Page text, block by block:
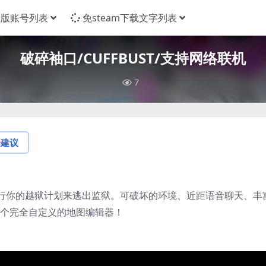
账号列表 免steam下载文字列表
破碎袖口/CUFFBUST/支持网络联机
7
议
的越狱计划来逃出监狱。可破坏的环境、近距语音聊天、丰
完全自定义的地图编辑器！